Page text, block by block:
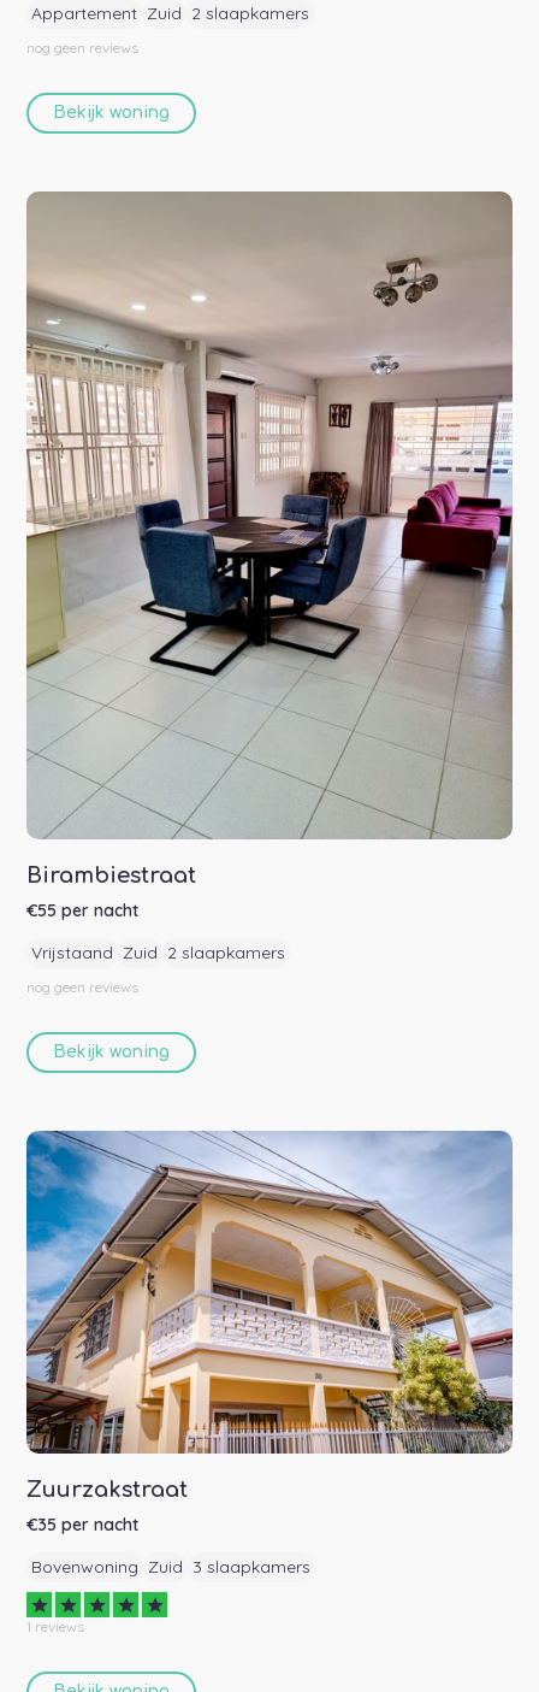
Appartement Zuid 2 slaapkamers
nog geen reviews
Bekijk woning
Birambiestraat
€55 per nacht
Vrijstaand Zuid 2 slaapkamers
nog geen reviews
Bekijk woning
Zuurzakstraat
€35 per nacht
Bovenwoning Zuid 3 slaapkamers
star star star star star
1 reviews